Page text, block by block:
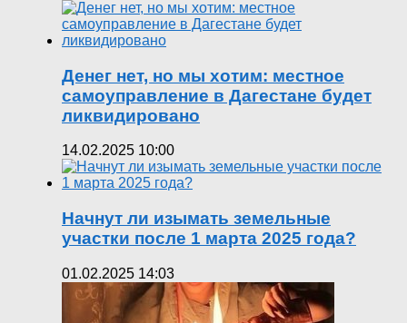
Денег нет, но мы хотим: местное
самоуправление в Дагестане будет
ликвидировано
14.02.2025 10:00
Начнут ли изымать земельные
участки после 1 марта 2025 года?
01.02.2025 14:03